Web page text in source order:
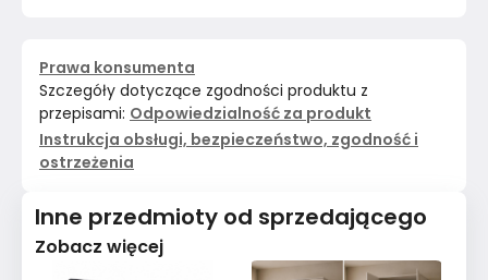
Prawa konsumenta
Szczegóły dotyczące zgodności produktu z
przepisami: Odpowiedzialność za produkt
Instrukcja obsługi, bezpieczeństwo, zgodność i
ostrzeżenia
Inne przedmioty od sprzedającego
Zobacz więcej